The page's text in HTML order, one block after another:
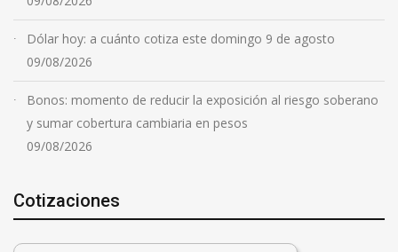
Dólar hoy: a cuánto cotiza este domingo 9 de agosto
09/08/2026
Bonos: momento de reducir la exposición al riesgo soberano
y sumar cobertura cambiaria en pesos
09/08/2026
Cotizaciones